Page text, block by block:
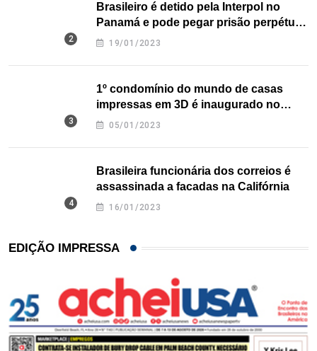
Brasileiro é detido pela Interpol no
Panamá e pode pegar prisão perpétua
nos EUA
19/01/2023
1º condomínio do mundo de casas
impressas em 3D é inaugurado no
Texas
05/01/2023
Brasileira funcionária dos correios é
assassinada a facadas na Califórnia
16/01/2023
EDIÇÃO IMPRESSA